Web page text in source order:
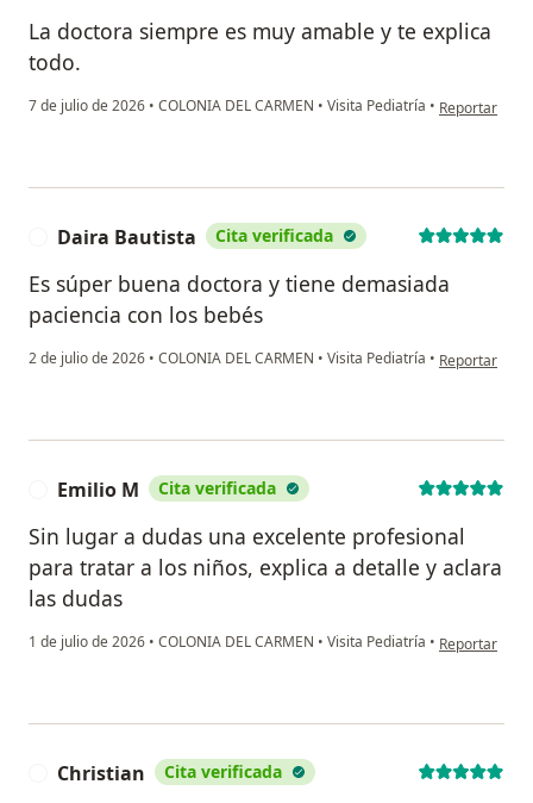
La doctora siempre es muy amable y te explica
todo.
7 de julio de 2026 • COLONIA DEL CARMEN • Visita Pediatría • en opinión
Reportar
Daira Bautista Cita verificada
Es súper buena doctora y tiene demasiada
paciencia con los bebés
2 de julio de 2026 • COLONIA DEL CARMEN • Visita Pediatría • en opinión
Reportar
Emilio M Cita verificada
Sin lugar a dudas una excelente profesional
para tratar a los niños, explica a detalle y aclara
las dudas
1 de julio de 2026 • COLONIA DEL CARMEN • Visita Pediatría • en opinión
Reportar
Christian Cita verificada